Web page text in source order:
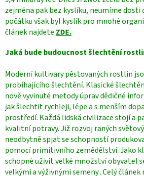
zejména pak bez kyslíku, neumíme dosti
počátku však byl kyslík pro mnohé
článek najdete ZDE.
Jaká bude budoucnost šlechtění
Moderní kultivary pěstovaných rostlin
probíhajícího šlechtění. Klasické
nově vyvinuté metody úprav dědičné
jak šlechtit rychleji, lépe a s menším
prostředí. Každá lidská civilizace stojí a
kvalitní potravy. Již rozvoj raných
neodbytně spjat se schopností
pomocí primitivního zemědělství. Jako
schopné uživit velké množství obyvatel
velkými a výživnými semeny...Celý článek